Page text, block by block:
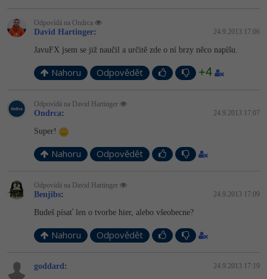
Linux
Sítě
Fórum
Odpovídá na Ondrca
David Hartinger: 24.9.2013 17:06
JavuFX jsem se již naučil a určitě zde o ní brzy něco napíšu.
Nahoru Odpovědět +4
Odpovídá na David Hartinger
Ondrca: 24.9.2013 17:07
Super!
Nahoru Odpovědět
Odpovídá na David Hartinger
Benjibs: 24.9.2013 17:09
Budeš písať len o tvorbe hier, alebo všeobecne?
Nahoru Odpovědět
goddard: 24.9.2013 17:19